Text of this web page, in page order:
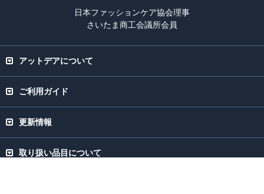
日本ファッションケア協会理事
さいたま商工会議所会員
アットデアについて
ご利用ガイド
更新情報
取り扱い品目について